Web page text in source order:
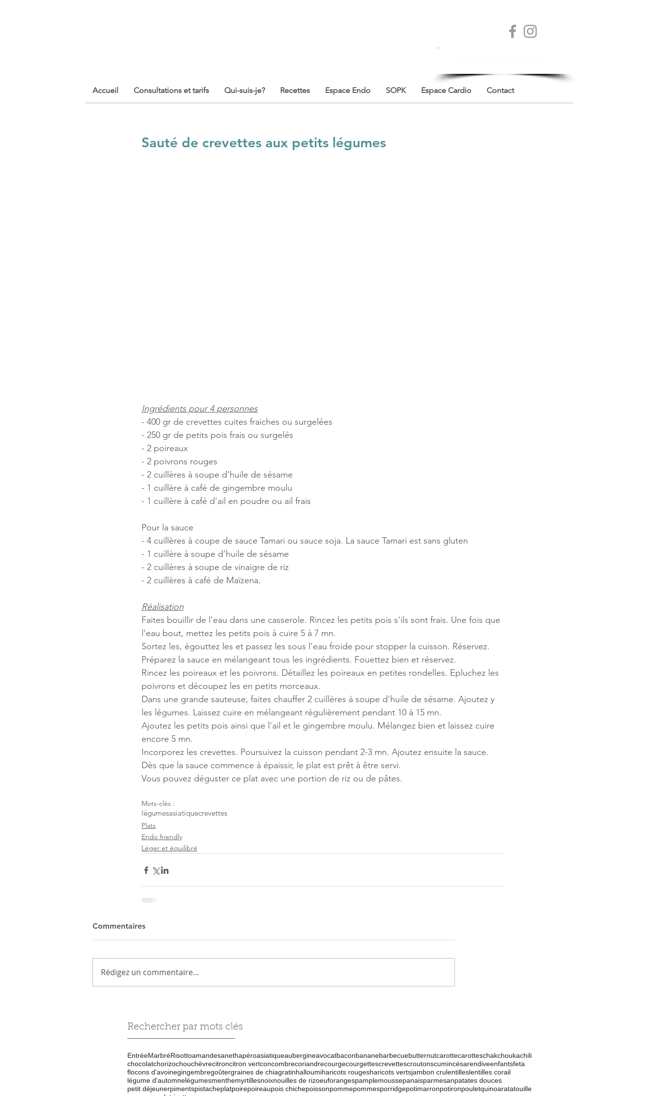
Accueil Consultations et tarifs Qui-suis-je? Recettes Espace Endo SOPK Espace Cardio Contact
Sauté de crevettes aux petits légumes
Ingrédients pour 4 personnes
- 400 gr de crevettes cuites fraiches ou surgelées
- 250 gr de petits pois frais ou surgelés
- 2 poireaux
- 2 poivrons rouges
- 2 cuillères à soupe d'huile de sésame
- 1 cuillère à café de gingembre moulu
- 1 cuillère à café d'ail en poudre ou ail frais
Pour la sauce
- 4 cuillères à coupe de sauce Tamari ou sauce soja. La sauce Tamari est sans gluten
- 1 cuillère à soupe d'huile de sésame
- 2 cuillères à soupe de vinaigre de riz
- 2 cuillères à café de Maïzena.
Réalisation
Faites bouillir de l'eau dans une casserole. Rincez les petits pois s'ils sont frais. Une fois que
l'eau bout, mettez les petits pois à cuire 5 à 7 mn.
Sortez les, égouttez les et passez les sous l'eau froide pour stopper la cuisson. Réservez.
Préparez la sauce en mélangeant tous les ingrédients. Fouettez bien et réservez.
Rincez les poireaux et les poivrons. Détaillez les poireaux en petites rondelles. Epluchez les
poivrons et découpez les en petits morceaux.
Dans une grande sauteuse, faites chauffer 2 cuillères à soupe d'huile de sésame. Ajoutez y
les légumes. Laissez cuire en mélangeant régulièrement pendant 10 à 15 mn.
Ajoutez les petits pois ainsi que l'ail et le gingembre moulu. Mélangez bien et laissez cuire
encore 5 mn.
Incorporez les crevettes. Poursuivez la cuisson pendant 2-3 mn. Ajoutez ensuite la sauce.
Dès que la sauce commence à épaissir, le plat est prêt à être servi.
Vous pouvez déguster ce plat avec une portion de riz ou de pâtes.
Mots-clés :
légumesasiatiquecrevettes
Plats
Endo friendly
Léger et équilibré
Commentaires
Rédigez un commentaire...
Rechercher par mots clés
EntréeMarbréRisottoamandesanethapéroasiatiqueaubergineavocatbaconbananebarbecuebutternutcarottecarotteschakchoukachili
chocolatchorizochouchèvrecitroncitron vertconcombrecoriandrecourgecourgettescrevettescroutonscumincésarendiveenfantsfeta
flocons d'avoinegingembregoûtergraines de chiagratinhalloumiharicots rougesharicots vertsjambon crulentilleslentilles corail
légume d'automnelégumesmenthemyrtillesnoixnouilles de rizoeuforangespamplemoussepanaisparmesanpatates douces
petit déjeunerpimentspistacheplatpoirepoireaupois chichepoissonpommepommesporridgepotimarronpotironpouletquinoaratatouille